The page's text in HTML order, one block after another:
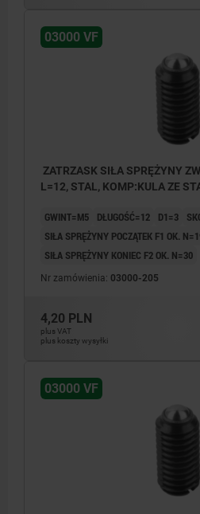
03000 VF
ZATRZASK SIŁA SPRĘŻYNY
L=12, STAL, KOMP:KULA ZE
GWINT=M5 DŁUGOŚĆ=12 D1=3
SIŁA SPRĘŻYNY POCZĄTEK F1 OK.
SIŁA SPRĘŻYNY KONIEC F2 OK. N=30
Nr zamówienia: 03000-205
4,20 PLN
plus VAT
plus koszty wysyłki
03000 VF